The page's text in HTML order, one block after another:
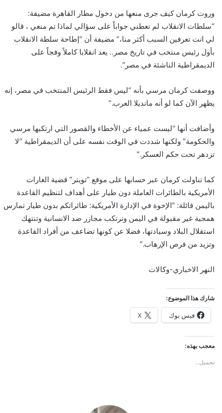
وروت كرمان كيف جرى منعها من دخول مطار القاهرة مضيفة:
“سلطات الانقلاب لم تعطني جواباً على سؤالي لماذا تم منعي ، قالو
لي انت تعرفين السبب أكثر منا،” مضيفة أن “إطاحة سلطة الانقلاب
بأول رئيس منتخب في تاريخ مصر.. يعد انقلابا كاملاً وفجاً على
الديمقراطية الناشئة في مصر”.
ووصفت كرمان مرسي بأنه “ليس فقط الرئيس المنتخب في مصر، إنه
يظهر الآن كما لو أنه مانديلا العرب.”
وأضافت أنها “ليست عمياء عن الأخطاء والقصور التي ارتكبها مرسي
والحكومة” ولكنها شددت في الوقت نفسه على أن الديمقراطية “لا
تزدهر تحت حكم العسكر.”
كما تناولت كرمان عبر حسابها على موقع “تويتر” قضية الغارات
الأمريكية بالطائرات العاملة دون طيار على أهداف لتنظيم القاعدة
باليمن قائلة: “الإخوة في الإدارة الأمريكية: طائراتكم بدون طيار تمارس
همجية غير مقبولة في اليمن وترتكب مجازر ضد الانسانية وتنتهك
استقلال البلاد وسيادتها، فضلا عن كونها تضاعف من أفراد القاعدة
وتزيد من فرص الإرهاب.”
النهر الاخباري-وكالات
شارك هذا الموضوع:
فيس بوك X
معجب بهذه:
تحميل...